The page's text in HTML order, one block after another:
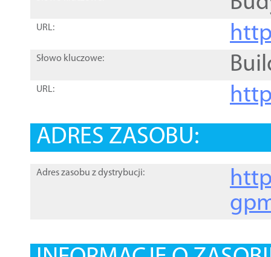
URL:
Słowo kluczowe:
URL:
ADRES ZASOBU:
Adres zasobu z dystrybucji: